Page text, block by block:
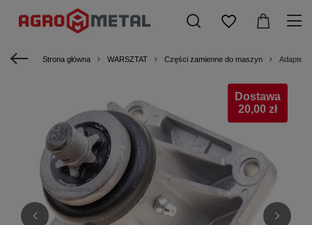
Strona główna WARSZTAT Części zamienne do maszyn Adapter
Dostawa
20,00 zł